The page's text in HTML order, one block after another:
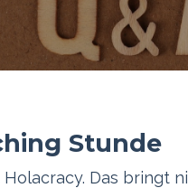
Stunde
Das bringt